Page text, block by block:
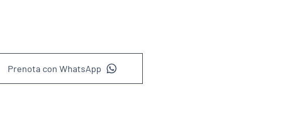
Prenota con WhatsApp